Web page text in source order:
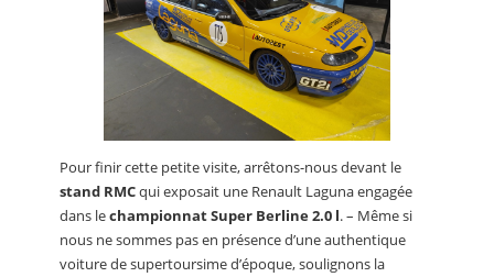
Pour finir cette petite visite, arrêtons-nous devant le
stand RMCqui exposait une Renault Laguna engagée
dans lechampionnat Super Berline 2.0 l. – Même si
nous ne sommes pas en présence d’une authentique
voiture de supertoursime d’époque, soulignons la